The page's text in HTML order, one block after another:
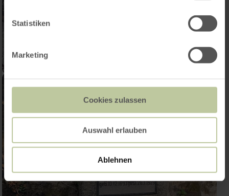
Statistiken
Marketing
Cookies zulassen
Auswahl erlauben
Ablehnen